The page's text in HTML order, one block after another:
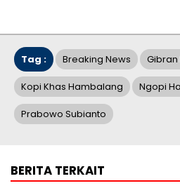
Tag : Breaking News Gibran
Kopi Khas Hambalang Ngopi
Prabowo Subianto
BERITA TERKAIT